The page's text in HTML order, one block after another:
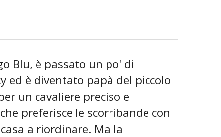
Blu, è passato un po' di
ed è diventato papà del piccolo
un cavaliere preciso e
preferisce le scorribande con
a riordinare. Ma la